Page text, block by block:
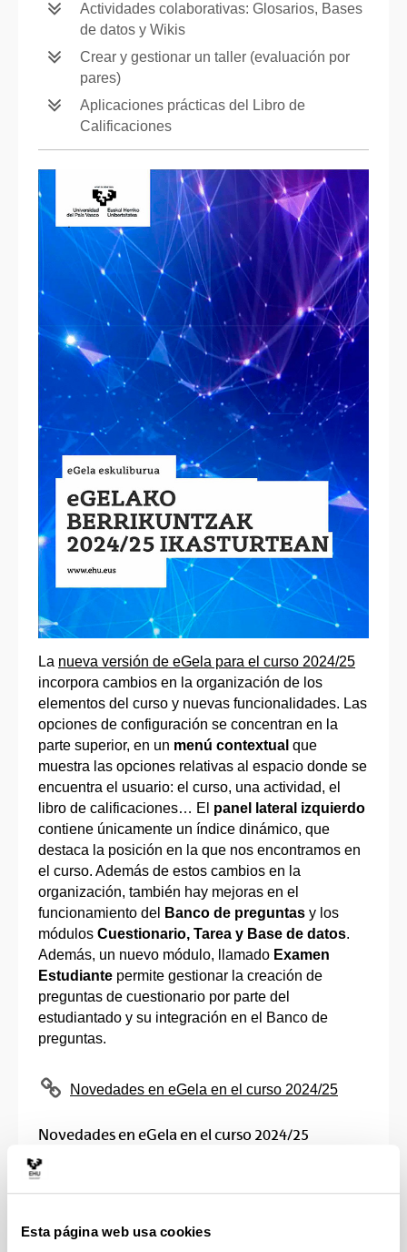
Esta página web usa cookies
Actividades colaborativas: Glosarios, Bases
de datos y Wikis
Crear y gestionar un taller (evaluación por
pares)
Aplicaciones prácticas del Libro de
Calificaciones
La nueva versión de eGela para el curso 2024/25
incorpora cambios en la organización de los
elementos del curso y nuevas funcionalidades. Las
opciones de configuración se concentran en la
parte superior, en un menú contextual que
muestra las opciones relativas al espacio donde se
encuentra el usuario: el curso, una actividad, el
libro de calificaciones… El panel lateral izquierdo
contiene únicamente un índice dinámico, que
destaca la posición en la que nos encontramos en
el curso. Además de estos cambios en la
organización, también hay mejoras en el
funcionamiento del
Banco de preguntas y los
módulos Cuestionario, Tarea y Base de datos.
Además, un nuevo módulo, llamado Examen
Estudiante permite gestionar la creación de
preguntas de cuestionario por parte del
estudiantado y su integración en el Banco de
preguntas.
Novedades en eGela en el curso 2024/25
Novedades en eGela en el curso 2024/25